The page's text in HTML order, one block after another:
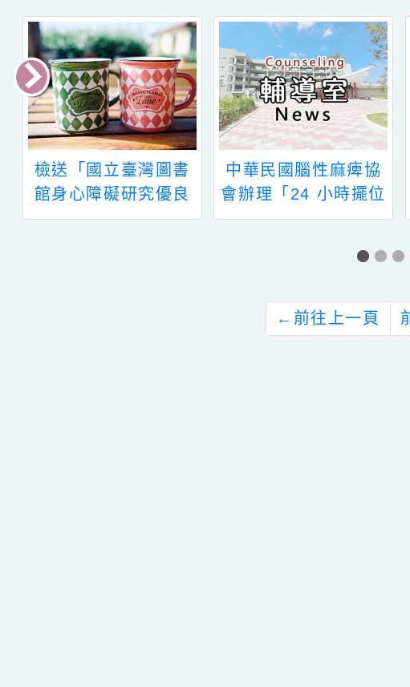
檢送「國立臺灣圖書
館身心障礙研究優良
論文獎助要點」，敬
中華民國腦性麻痺協
會辦理「24 小時擺位
的原則與 應用」研習
← 前往上一頁